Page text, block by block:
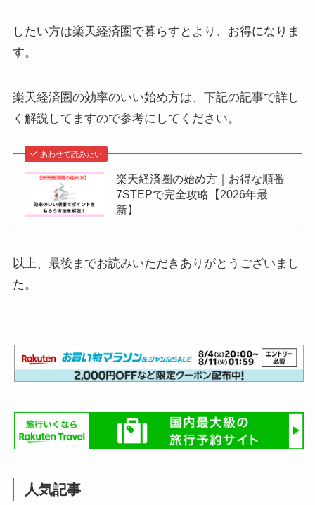
したい方は楽天経済圏で暮らすとより、お得になりま
す。
楽天経済圏の効率のいい始め方は、下記の記事で詳し
く解説してますので参考にしてください。
あわせて読みたい
楽天経済圏の始め方｜お得な順番
7STEPで完全攻略【2026年最
新】
以上、最後までお読みいただきありがとうございまし
た。
人気記事